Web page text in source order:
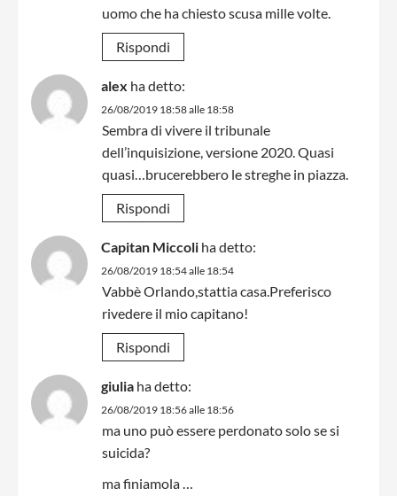
uomo che ha chiesto scusa mille volte.
Rispondi
alex ha detto:
26/08/2019 18:58 alle 18:58
Sembra di vivere il tribunale
dell’inquisizione, versione 2020. Quasi
quasi…brucerebbero le streghe in piazza.
Rispondi
Capitan Miccoli ha detto:
26/08/2019 18:54 alle 18:54
Vabbè Orlando,stattia casa.Preferisco
rivedere il mio capitano!
Rispondi
giulia ha detto:
26/08/2019 18:56 alle 18:56
ma uno può essere perdonato solo se si
suicida?
ma finiamola …